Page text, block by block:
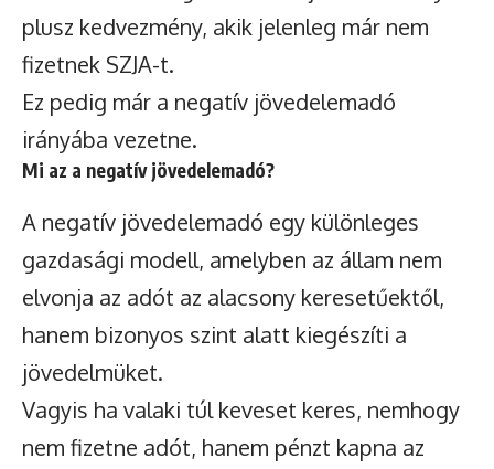
plusz kedvezmény, akik jelenleg már nem
fizetnek SZJA-t.
Ez pedig már a negatív jövedelemadó
irányába vezetne.
Mi az a negatív jövedelemadó?
A negatív jövedelemadó egy különleges
gazdasági modell, amelyben az állam nem
elvonja az adót az alacsony keresetűektől,
hanem bizonyos szint alatt kiegészíti a
jövedelmüket.
Vagyis ha valaki túl keveset keres, nemhogy
nem fizetne adót, hanem pénzt kapna az